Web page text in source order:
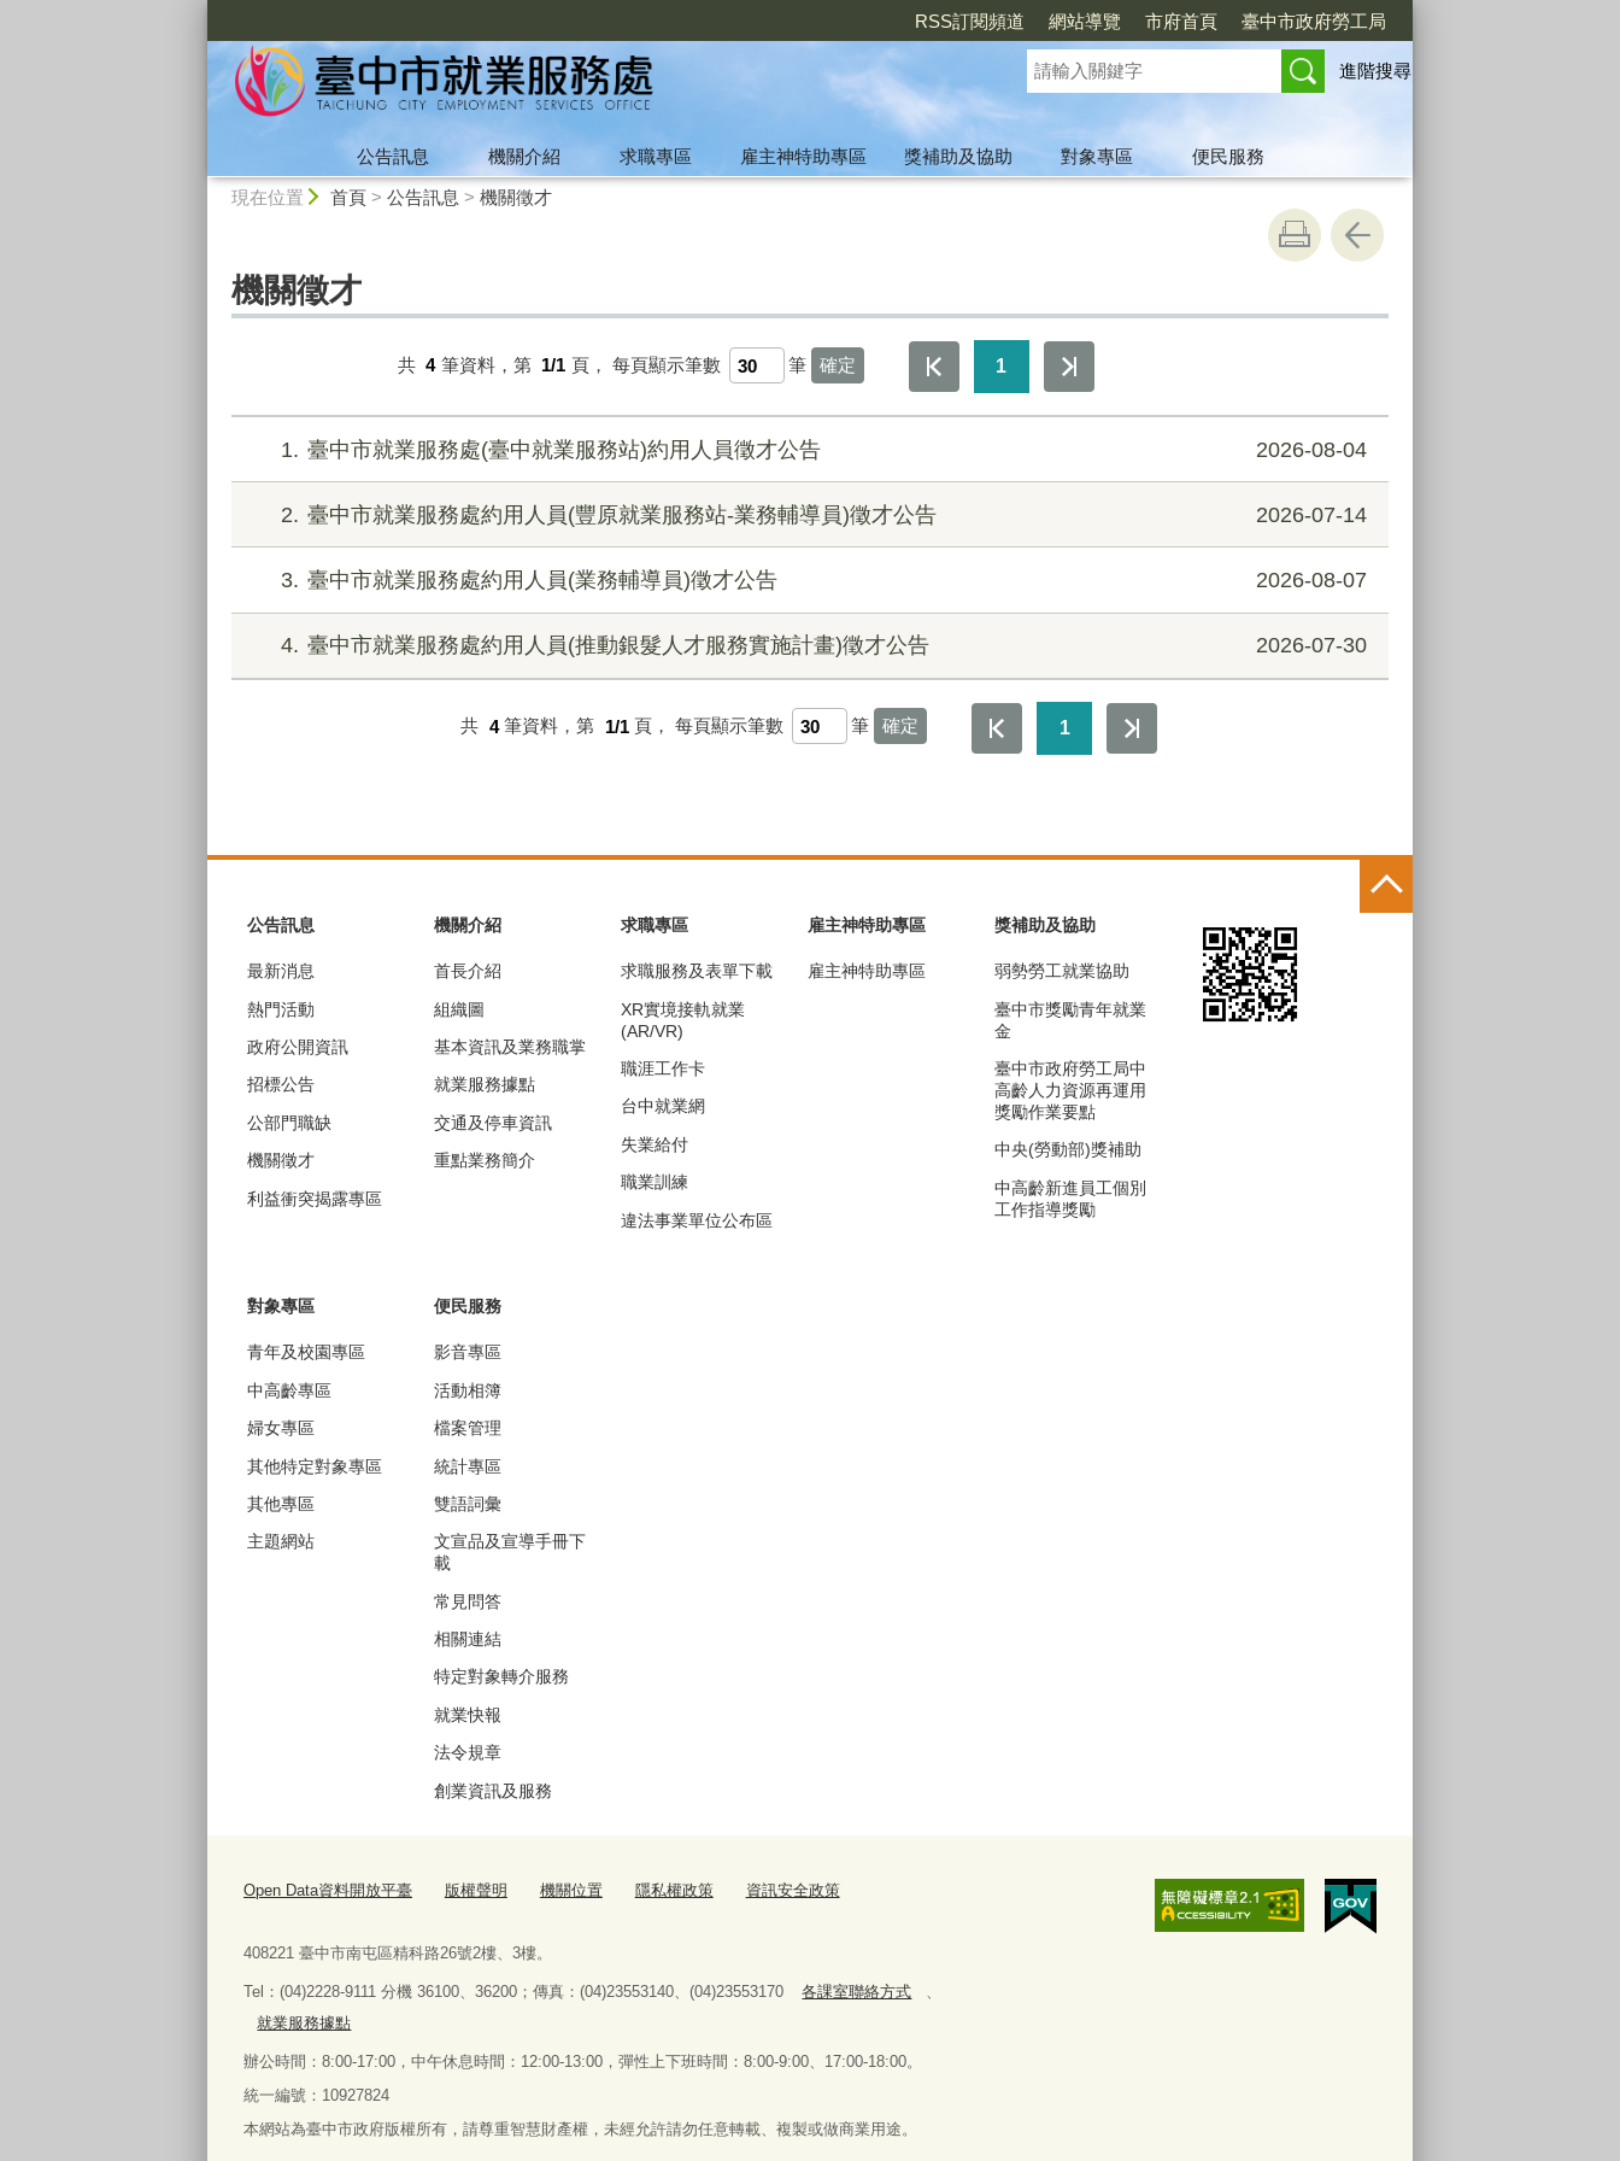
RSS訂閱頻道 網站導覽 市府首頁 臺中市政府勞工局
進階搜尋
公告訊息 機關介紹 求職專區 雇主神特助專區 獎補助及協助 對象專區
便民服務
現在位置 首頁> 公告訊息 > 機關徵才
機關徵才
共 4 筆資料，第 1/1 頁， 每頁顯示筆數 筆 1
1 臺中市就業服務處(臺中就業服務站)約用人員徵才公告 2026-08-04
2 臺中市就業服務處約用人員(豐原就業服務站-業務輔導員)徵才公告 2026-07-14
3 臺中市就業服務處約用人員(業務輔導員)徵才公告 2026-08-07
4 臺中市就業服務處約用人員(推動銀髮人才服務實施計畫)徵才公告 2026-07-30
共 4 筆資料，第 1/1 頁， 每頁顯示筆數 筆 1
公告訊息
最新消息
熱門活動
政府公開資訊
招標公告
公部門職缺
機關徵才
利益衝突揭露專區
機關介紹
首長介紹
組織圖
基本資訊及業務職掌
就業服務據點
交通及停車資訊
重點業務簡介
求職專區
求職服務及表單下載
XR實境接軌就業
(AR/VR)
職涯工作卡
台中就業網
失業給付
職業訓練
違法事業單位公布區
雇主神特助專區
雇主神特助專區
獎補助及協助
弱勢勞工就業協助
臺中市獎勵青年就業
金
臺中市政府勞工局中
高齡人力資源再運用
獎勵作業要點
中央(勞動部)獎補助
中高齡新進員工個別
工作指導獎勵
對象專區
青年及校園專區
中高齡專區
婦女專區
其他特定對象專區
其他專區
主題網站
便民服務
影音專區
活動相簿
檔案管理
統計專區
雙語詞彙
文宣品及宣導手冊下
載
常見問答
相關連結
特定對象轉介服務
就業快報
法令規章
創業資訊及服務
Open Data資料開放平臺 版權聲明 機關位置 隱私權政策 資訊安全政策
408221 臺中市南屯區精科路26號2樓、3樓。
Tel ： (04)2228-9111 分機 36100、36200；傳真：(04)23553140、(04)23553170 各課室聯絡方式
就業服務據點
辦公時間：8:00-17:00，中午休息時間：12:00-13:00， 彈性上下班時間：8:00-9:00、17:00-18:00。
統一編號：10927824
本網站為臺中市政府版權所有，請尊重智慧財產權，未經允許請勿任意轉載、複製或做商業用途。